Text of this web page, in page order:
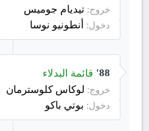
خروج: تيديام جوميس
دخول: أنطونيو نوسا
88' قائمة البدلاء
خروج: لوكاس كلوسترمان
دخول: بوتي باكو